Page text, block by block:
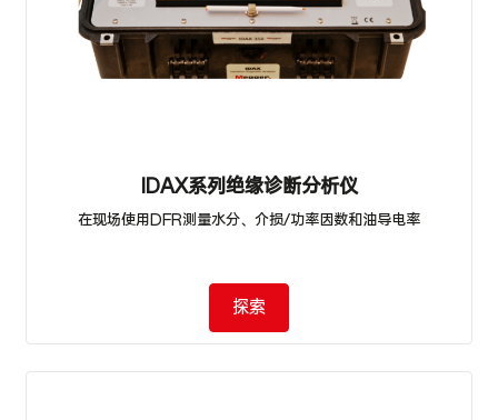
IDAX系列绝缘诊断分析仪
在现场使用DFR测量水分、介损/功率因数和油导电率
探索